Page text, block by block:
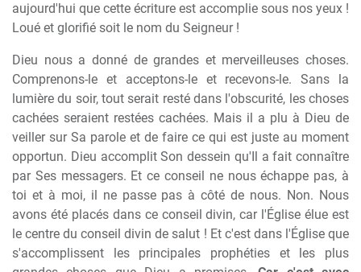
aujourd'hui que cette écriture est accomplie sous nos yeux !
Loué et glorifié soit le nom du Seigneur !
Dieu nous a donné de grandes et merveilleuses choses.
Comprenons-le et acceptons-le et recevons-le. Sans la
lumière du soir, tout serait resté dans l'obscurité, les choses
cachées seraient restées cachées. Mais il a plu à Dieu de
veiller sur Sa parole et de faire ce qui est juste au moment
opportun. Dieu accomplit Son dessein qu'Il a fait connaître
par Ses messagers. Et ce conseil ne nous échappe pas, à
toi et à moi, il ne passe pas à côté de nous. Non. Nous
avons été placés dans ce conseil divin, car l'Église élue est
le centre du conseil divin de salut ! Et c'est dans l'Église que
s'accomplissent les principales prophéties et les plus